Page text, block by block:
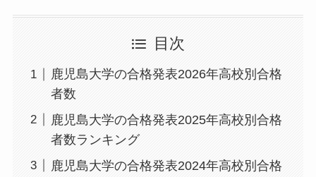
目次
鹿児島大学の合格発表2026年高校別合格
者数
鹿児島大学の合格発表2025年高校別合格
者数ランキング
鹿児島大学の合格発表2024年高校別合格